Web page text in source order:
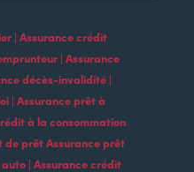
| Assurance crédit
| Assurance
décès-invalidité |
| Assurance prêt à
à la consommation
de prêt Assurance prêt
| Assurance crédit